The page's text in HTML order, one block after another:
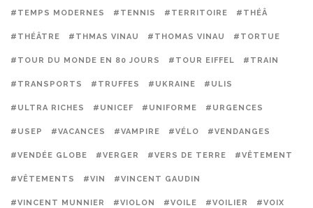
#TEMPS MODERNES #TENNIS #TERRITOIRE #THÉÂ
#THÉÂTRE #THMAS VINAU #THOMAS VINAU #TORTUE
#TOUR DU MONDE EN 80 JOURS #TOUR EIFFEL #TRAIN
#TRANSPORTS #TRUFFES #UKRAINE #ULIS
#ULTRA RICHES #UNICEF #UNIFORME #URGENCES
#USEP #VACANCES #VAMPIRE #VÉLO #VENDANGES
#VENDÉE GLOBE #VERGER #VERS DE TERRE #VÊTEMENT
#VÊTEMENTS #VIN #VINCENT GAUDIN
#VINCENT MUNNIER #VIOLON #VOILE #VOILIER #VOIX